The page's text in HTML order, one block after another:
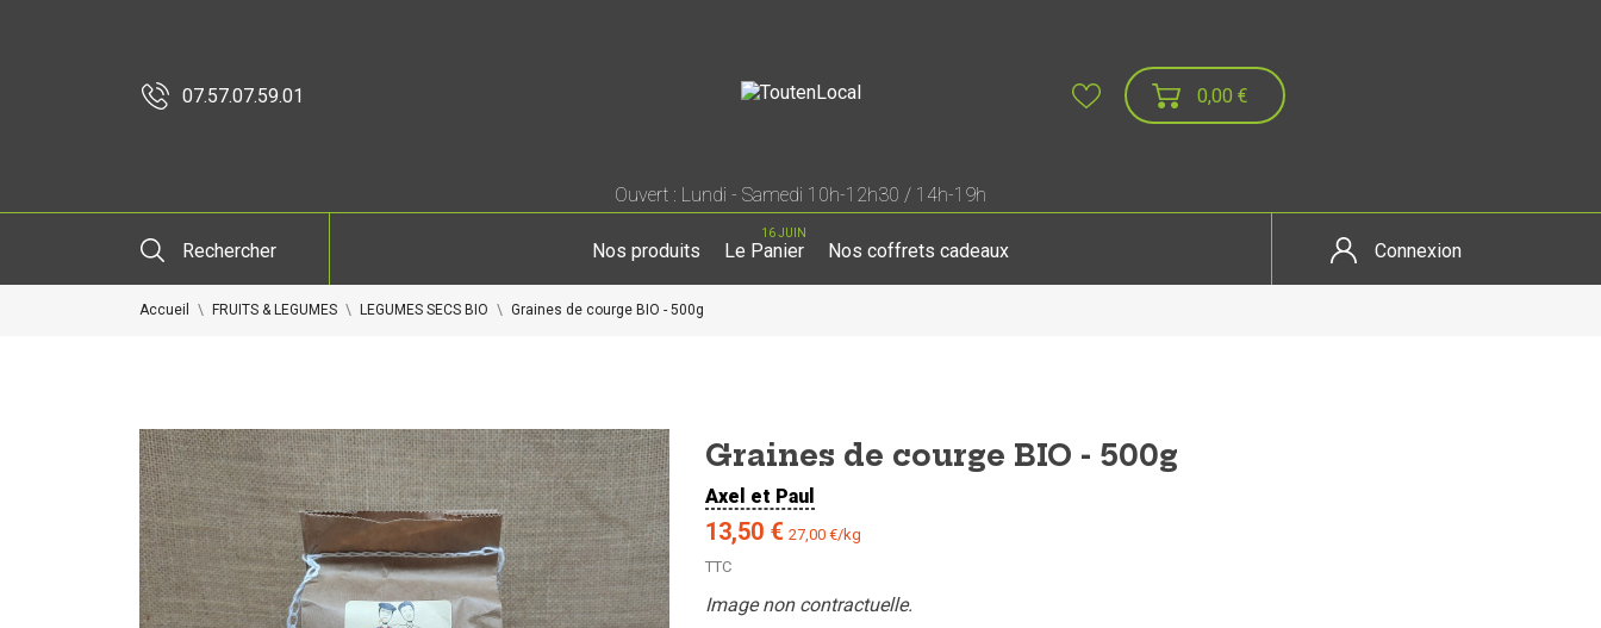
07.57.07.59.01 0,00 €
Ouvert : Lundi - Samedi 10h-12h30 / 14h-19h
Rechercher Nos produits Le Panier
16 JUIN
Nos coffrets cadeaux Connexion
Accueil FRUITS & LEGUMES LEGUMES SECS BIO Graines de courge BIO - 500g
Graines de courge BIO - 500g
Axel et Paul
13,50 € 27,00 €/kg
TTC
Image non contractuelle.